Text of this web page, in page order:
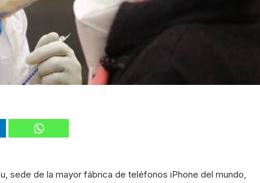
sede de la mayor fábrica de teléfonos iPhone del mundo,